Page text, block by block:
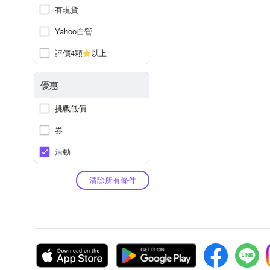
有現貨
Yahoo自營
評價4顆
以上
優惠
挑戰低價
券
活動
清除所有條件